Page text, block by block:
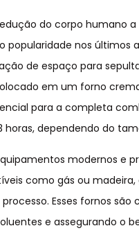
do corpo humano a
nos últimos
de espaço para
em um forno
para a completa
horas, dependendo do
modernos e
como gás ou
Esses fornos são
e assegurando o